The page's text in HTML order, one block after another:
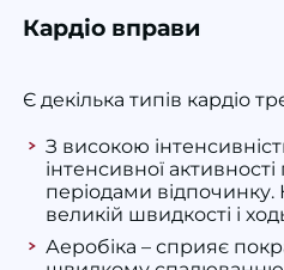
Кардіо вправи
Є декілька типів кардіо
З високою
інтенсивної
періодами відпочинку.
великій швидкості і
Аеробіка – сприяє